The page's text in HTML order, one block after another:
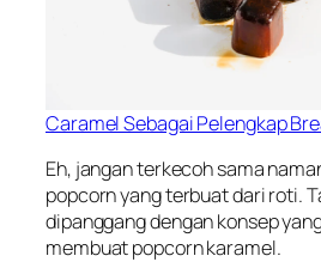
Caramel Sebagai Pelengkap
Eh, jangan terkecoh sama
popcorn yang terbuat dari roti.
dipanggang dengan konsep
membuat popcorn karamel.